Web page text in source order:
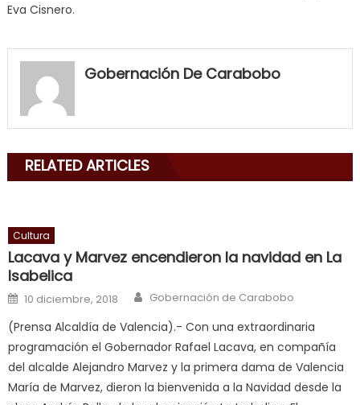
Eva Cisnero.
my
neighbor
mouth
delicious
will
smith
is
cuckold,
nice
milf
in
squirting,
Gobernación De Carabobo
RELATED ARTICLES
Cultura
Lacava y Marvez encendieron la navidad en La
Isabelica
Posted on
10 diciembre, 2018 Author
Gobernación de Carabobo
(Prensa Alcaldía de Valencia).- Con una extraordinaria
programación el Gobernador Rafael Lacava, en compañía
del alcalde Alejandro Marvez y la primera dama de Valencia
María de Marvez, dieron la bienvenida a la Navidad desde la